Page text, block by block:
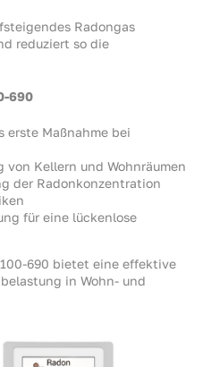
Radongas
reduziert so die
690
erste Maßnahme bei
Kellern und Wohnräumen
der Radonkonzentration
für eine lückenlose
690 bietet eine effektive
in Wohn- und